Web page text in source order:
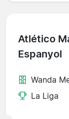
Atlético
Espanyol
Wanda
La Liga